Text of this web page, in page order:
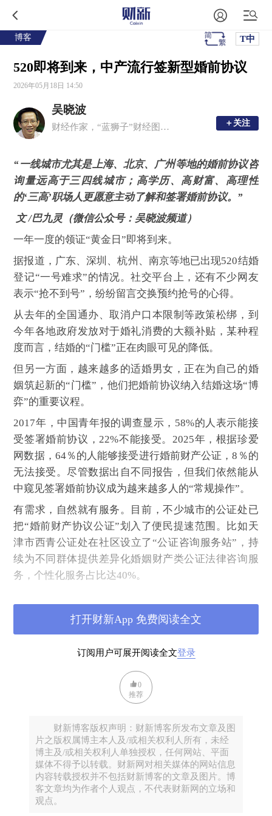
博客 T中
520即将到来，中产流行签新型婚前协议
2026年05月18日 14:50
吴晓波
财经作家，“蓝狮子”财经图书出版人 ＋关注
＋关注
“一线城市尤其是上海、北京、广州等地的婚前协议咨
询量远高于三四线城市；高学历、高财富、高理性
的‘三高’职场人更愿意主动了解和签署婚前协议。”
文 /巴九灵（微信公众号：吴晓波频道）
一年一度的领证“黄金日”即将到来。
据报道，广东、深圳、杭州、南京等地已出现520结婚
登记“一号难求”的情况。社交平台上，还有不少网友
表示“抢不到号”，纷纷留言交换预约抢号的心得。
从去年的全国通办、取消户口本限制等政策松绑，到
今年各地政府发放对于婚礼消费的大额补贴，某种程
度而言，结婚的“门槛”正在肉眼可见的降低。
但另一方面，越来越多的适婚男女，正在为自己的婚
姻筑起新的“门槛”，他们把婚前协议纳入结婚这场“博
弈”的重要议程。
2017年，中国青年报的调查显示，58%的人表示能接
受签署婚前协议，22%不能接受。2025年，根据珍爱
网数据，64％的人能够接受进行婚前财产公证，8％的
无法接受。尽管数据出自不同报告，但我们依然能从
中窥见签署婚前协议成为越来越多人的“常规操作”。
有需求，自然就有服务。目前，不少城市的公证处已
把“婚前财产协议公证”划入了便民提速范围。比如天
津市西青公证处在社区设立了“公证咨询服务站”，持
续为不同群体提供差异化婚姻财产类公证法律咨询服
务，个性化服务占比达40%。
谈钱才伤感情”逐渐成为共识。当然，他们也不单单谈
钱，更有许多让人眼前一亮的“条款”。
新婚前协议的“花样”条款
年，世纪佳缘曾做过一项“婚前需要明确事项”的
母、生活收支和家务分担的事项，是讨论的主要内
而如今适婚男女商议的婚前协议，正变得更加个性化
和具备生活气息。
通常来讲，婚前协议的内容，分为财产性条款和非财
订阅用户可展开阅读全文登录
打开财新App 免费阅读全文
0
推荐
财新博客版权声明：财新博客所发布文章及图
片之版权属博主本人及/或相关权利人所有，未经
博主及/或相关权利人单独授权，任何网站、平面
媒体不得予以转载。财新网对相关媒体的网站信息
内容转载授权并不包括财新博客的文章及图片。博
客文章均为作者个人观点，不代表财新网的立场和
观点。